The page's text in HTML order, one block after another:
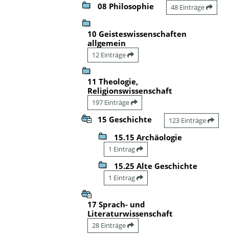
08 Philosophie 48 Einträge
10 Geisteswissenschaften
allgemein
12 Einträge
11 Theologie,
Religionswissenschaft
197 Einträge
15 Geschichte 123 Einträge
15.15 Archäologie
1 Eintrag
15.25 Alte Geschichte
1 Eintrag
17 Sprach- und
Literaturwissenschaft
28 Einträge